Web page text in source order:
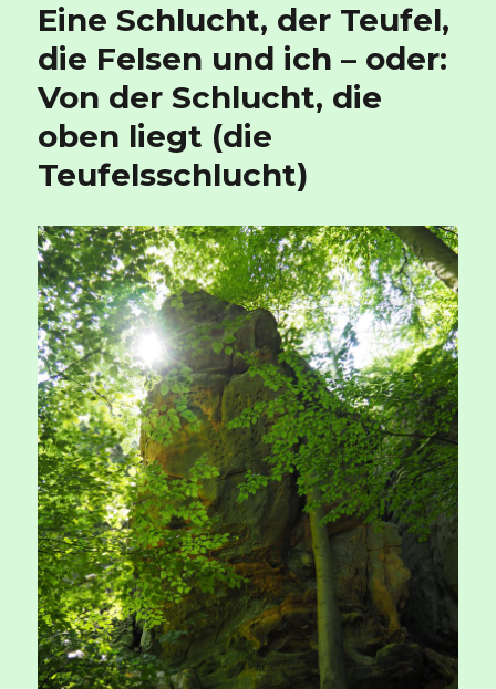
Eine Schlucht, der Teufel,
die Felsen und ich – oder:
Von der Schlucht, die
oben liegt (die
Teufelsschlucht)